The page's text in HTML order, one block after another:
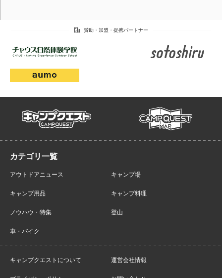
campquest campmap
アウトドアニュース キャンプ場
キャンプ用品 キャンプ料理
ノウハウ・特集 登山
車・バイク
キャンプクエストについて 運営会社情報